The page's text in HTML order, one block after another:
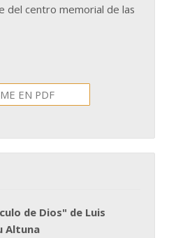
del centro memorial de las
EN PDF
de Dios" de Luis
Altuna